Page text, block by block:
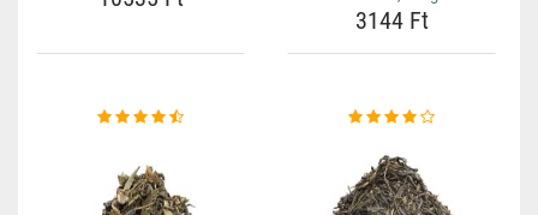
3144 Ft